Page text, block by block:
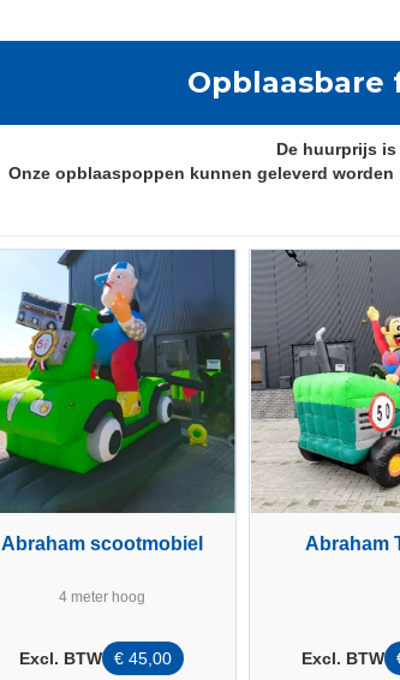
Opblaasbare
De huurprijs is
Onze opblaaspoppen kunnen geleverd
Abraham scootmobiel
4 meter hoog
€ 45,00
Excl. BTW
Abraham
Excl. BTW